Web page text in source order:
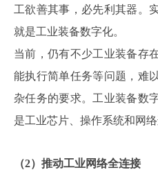
工欲善其事，必先利其器。
就是工业装备数字化。
当前，仍有不少工业装备存
能执行简单任务等问题，难
杂任务的要求。工业装备数
是工业芯片、操作系统和网络
（2）推动工业网络全连接